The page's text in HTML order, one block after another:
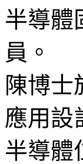
半導體
員。
陳博士
應用設
半導體